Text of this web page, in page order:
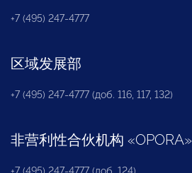
+7 (495) 247-4777
区域发展部
+7 (495) 247-4777 (доб. 116, 117, 132)
非营利性合伙机构 «OPORA»